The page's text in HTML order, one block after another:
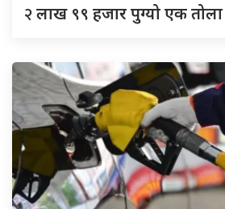
२लाख ९९ हजार पुग्यो एक